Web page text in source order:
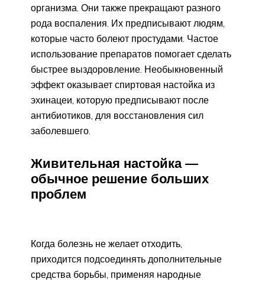
организма. Они также прекращают разного
рода воспаления. Их предписывают людям,
которые часто болеют простудами. Частое
использование препаратов помогает сделать
быстрее выздоровление. Необыкновенный
эффект оказывает спиртовая настойка из
эхинацеи, которую предписывают после
антибиотиков, для восстановления сил
заболевшего.
Живительная настойка —
обычное решение больших
проблем
Когда болезнь не желает отходить,
приходится подсоединять дополнительные
средства борьбы, применяя народные